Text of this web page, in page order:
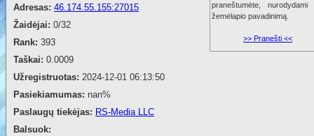
Adresas: 46.174.55.155:27015
Žaidėjai: 0/32
Rank: 393
Taškai: 0.0009
Užregistruotas: 2024-12-01 06:13:50
Pasiekiamumas: nan%
Paslaugų tiekėjas: RS-Media LLC
Balsuok:
praneštumėte, nurodydami
žemėlapio pavadinimą.
>> Pranešti <<